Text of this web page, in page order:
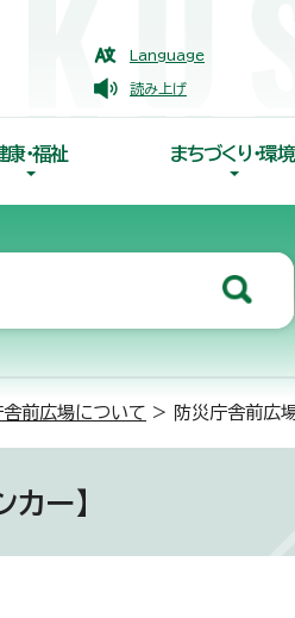
Language
読み上げ
康・福祉 まちづくり・環境
前広場について > 防災庁舎前広場
ー】